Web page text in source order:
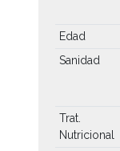
Edad
Sanidad
Trat.
Nutricional